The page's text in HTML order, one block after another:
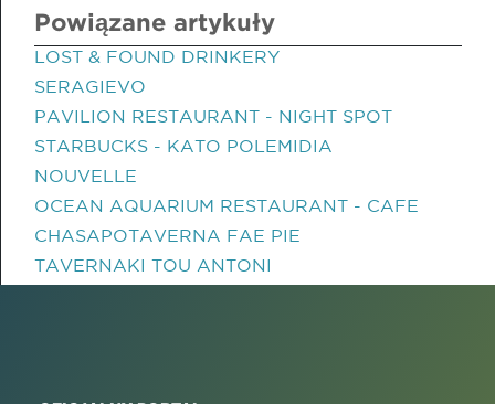
Powiązane artykuły
LOST & FOUND DRINKERY
SERAGIEVO
PAVILION RESTAURANT - NIGHT SPOT
STARBUCKS - KATO POLEMIDIA
NOUVELLE
OCEAN AQUARIUM RESTAURANT - CAFE
CHASAPOTAVERNA FAE PIE
TAVERNAKI TOU ANTONI